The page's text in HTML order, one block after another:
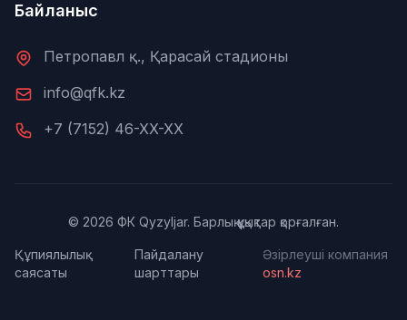
Байланыс
Петропавл қ., Қарасай стадионы
info@qfk.kz
+7 (7152) 46-XX-XX
© 2026 ФК Qyzyljar. Барлық құқықтар қорғалған.
Құпиялылық
саясаты
Пайдалану
шарттары
Әзірлеуші компания
osn.kz